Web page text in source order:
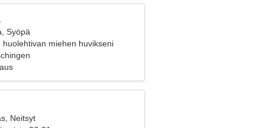
Syöpä
huolehtivan miehen huvikseni
Neitsyt